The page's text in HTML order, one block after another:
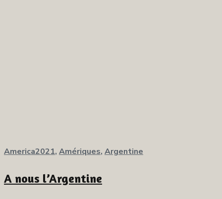
America2021, Amériques, Argentine
A nous l’Argentine